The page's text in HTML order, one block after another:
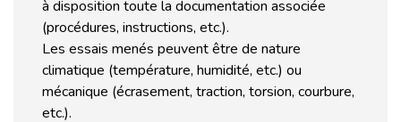
à disposition toute la documentation associée
(procédures, instructions, etc.).
Les essais menés peuvent être de nature
climatique (température, humidité, etc.) ou
mécanique (écrasement, traction, torsion, courbure,
etc.).